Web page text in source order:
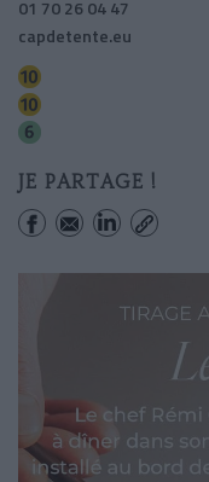
01 70 26 04 47
capdetente.eu
JE PARTAGE !